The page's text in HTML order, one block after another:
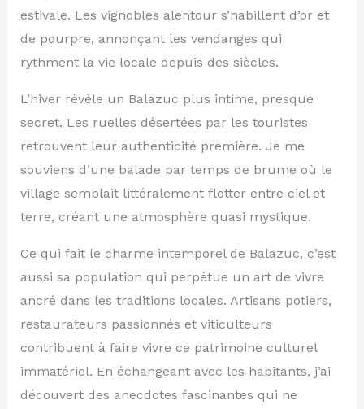
estivale. Les vignobles alentour s’habillent d’or et
de pourpre, annonçant les vendanges qui
rythment la vie locale depuis des siècles.
L’hiver révèle un Balazuc plus intime, presque
secret. Les ruelles désertées par les touristes
retrouvent leur authenticité première. Je me
souviens d’une balade par temps de brume où le
village semblait littéralement flotter entre ciel et
terre, créant une atmosphère quasi mystique.
Ce qui fait le charme intemporel de Balazuc, c’est
aussi sa population qui perpétue un art de vivre
ancré dans les traditions locales. Artisans potiers,
restaurateurs passionnés et viticulteurs
contribuent à faire vivre ce patrimoine culturel
immatériel. En échangeant avec les habitants, j’ai
découvert des anecdotes fascinantes qui ne